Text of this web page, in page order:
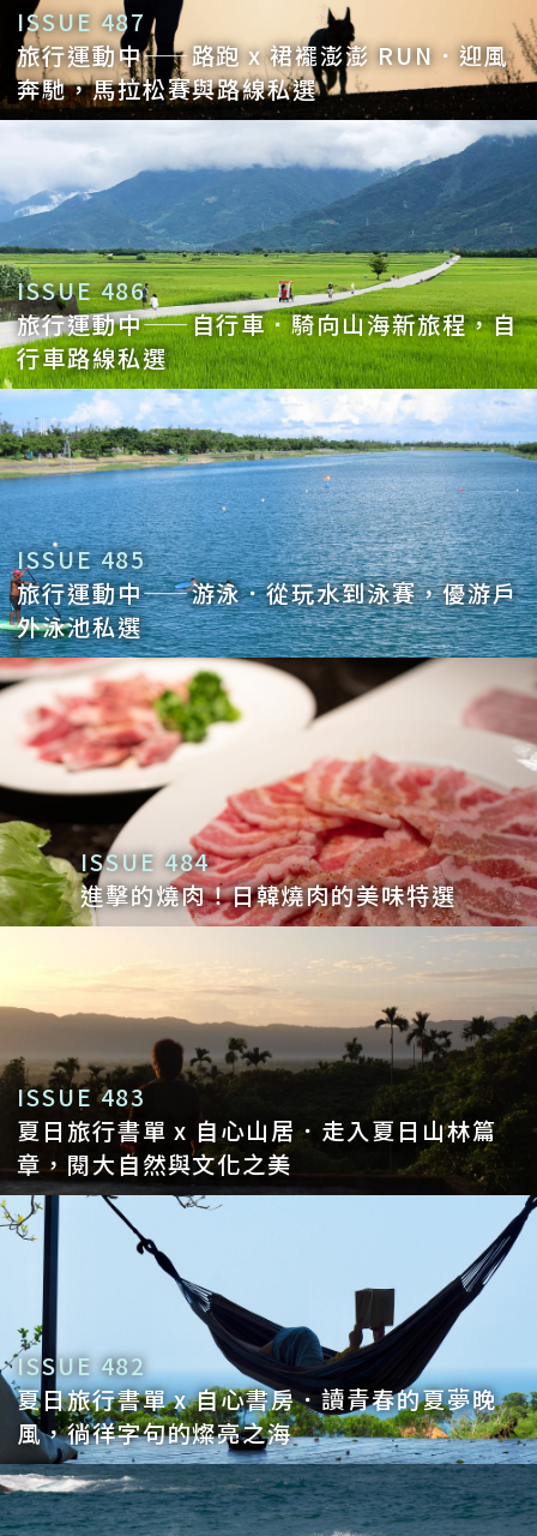
ISSUE 487
旅行運動中——路跑 x 裙襬澎澎 RUN．迎風
奔馳，馬拉松賽與路線私選
ISSUE 486
旅行運動中——自行車．騎向山海新旅程，自
行車路線私選
ISSUE 485
旅行運動中——游泳．從玩水到泳賽，優游戶
外泳池私選
ISSUE 484
進擊的燒肉！日韓燒肉的美味特選
ISSUE 483
夏日旅行書單 x 自心山居．走入夏日山林篇
章，閱大自然與文化之美
ISSUE 482
夏日旅行書單 x 自心書房．讀青春的夏夢晚
風，徜徉字句的燦亮之海